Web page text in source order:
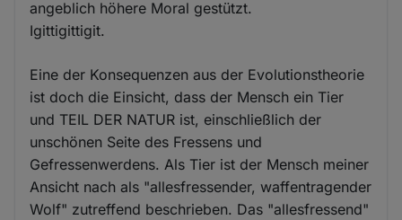
angeblich höhere Moral gestützt.
Igittigittigit.
Eine der Konsequenzen aus der Evolutionstheorie
ist doch die Einsicht, dass der Mensch ein Tier
und TEIL DER NATUR ist, einschließlich der
unschönen Seite des Fressens und
Gefressenwerdens. Als Tier ist der Mensch meiner
Ansicht nach als "allesfressender, waffentragender
Wolf" zutreffend beschrieben. Das "allesfressend"